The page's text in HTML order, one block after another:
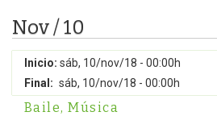
Nov / 10
Inicio: sáb, 10/nov/18 - 00:00h
Final: sáb, 10/nov/18 - 00:00h
Baile, Música